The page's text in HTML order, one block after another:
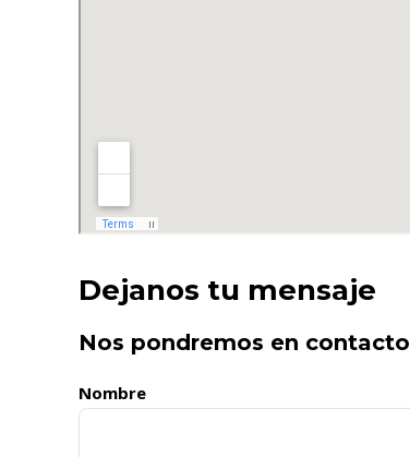
Dejanos tu mensaje
Nos pondremos en contacto
Nombre